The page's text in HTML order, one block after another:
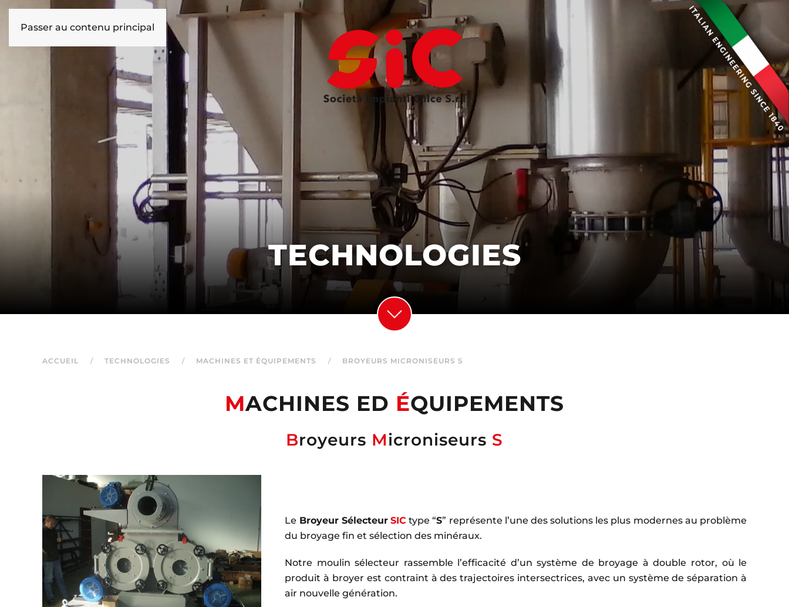
Passer au contenu principal
HOME ENTREPRISE TECHNOLOGIES GREEN SERVICES
TECHNOLOGIES
ACCUEIL TECHNOLOGIES MACHINES ET ÉQUIPEMENTS BROYEURS MICRONISEURS S
MACHINES ED ÉQUIPEMENTS
Broyeurs Microniseurs S
Le Broyeur Sélecteur SIC type “S” représente l’une des solutions les plus modernes au problème
du broyage fin et sélection des minéraux.
Notre moulin sélecteur rassemble l’efficacité d’un système de broyage à double rotor, où le
produit à broyer est contraint à des trajectoires intersectrices, avec un système de séparation à
air nouvelle génération.